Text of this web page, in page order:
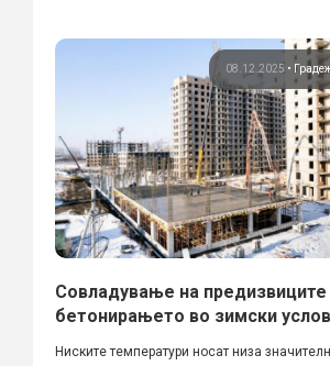
08.12.2025 •
Совладување на предизвиците
бетонирањето во зимски
Ниските температури носат низа